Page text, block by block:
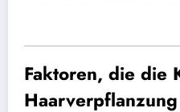
Faktoren, die die